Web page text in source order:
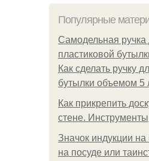
Популярные
Самодельная ручка
пластиковой
Как сделать ручку
бутылки объемом 5
Как прикрепить
стене. Инструменты
Значок индукции на
на посуде или